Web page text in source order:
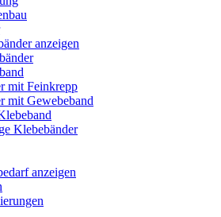
anzeigen
mit Feinkrepp
mit Gewebeband
Klebebänder
anzeigen